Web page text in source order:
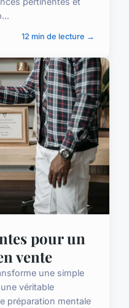
12 min de lecture →
pour un
vente
une simple
véritable
préparation mentale